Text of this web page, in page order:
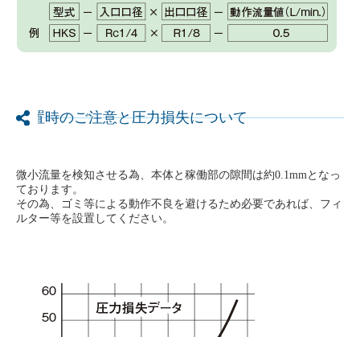
設置時のご注意と圧力損失について
微小流量を検知させる為、本体と稼働部の隙間は約0.1mmとなっ
ております。
その為、ゴミ等による動作不良を避けるため必要であれば、フィ
ルター等を設置してください。